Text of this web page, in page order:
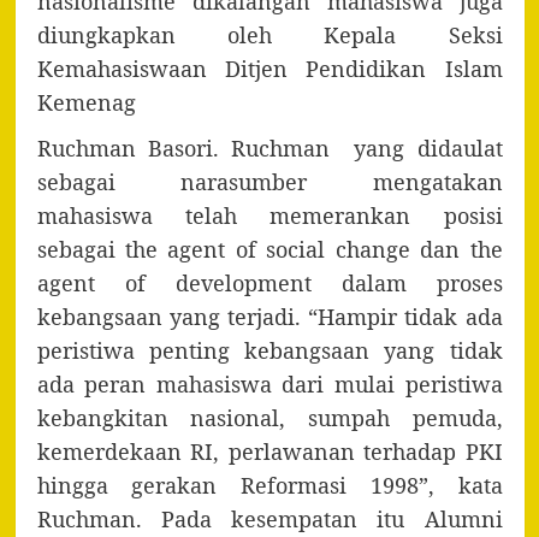
diungkapkan oleh Kepala Seksi
Kemahasiswaan Ditjen Pendidikan Islam
Kemenag
Ruchman Basori. Ruchman yang didaulat
sebagai narasumber mengatakan
mahasiswa telah memerankan posisi
sebagai the agent of social change dan the
agent of development dalam proses
kebangsaan yang terjadi. “Hampir tidak ada
peristiwa penting kebangsaan yang tidak
ada peran mahasiswa dari mulai peristiwa
kebangkitan nasional, sumpah pemuda,
kemerdekaan RI, perlawanan terhadap PKI
hingga gerakan Reformasi 1998”, kata
Ruchman. Pada kesempatan itu Alumni